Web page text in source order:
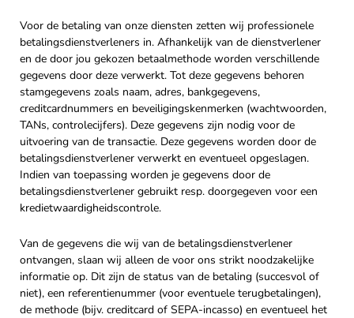
Voor de betaling van onze diensten zetten wij professionele
betalingsdienstverleners in. Afhankelijk van de dienstverlener
en de door jou gekozen betaalmethode worden verschillende
gegevens door deze verwerkt. Tot deze gegevens behoren
stamgegevens zoals naam, adres, bankgegevens,
creditcardnummers en beveiligingskenmerken (wachtwoorden,
TANs, controlecijfers). Deze gegevens zijn nodig voor de
uitvoering van de transactie. Deze gegevens worden door de
betalingsdienstverlener verwerkt en eventueel opgeslagen.
Indien van toepassing worden je gegevens door de
betalingsdienstverlener gebruikt resp. doorgegeven voor een
kredietwaardigheidscontrole.
Van de gegevens die wij van de betalingsdienstverlener
ontvangen, slaan wij alleen de voor ons strikt noodzakelijke
informatie op. Dit zijn de status van de betaling (succesvol of
niet), een referentienummer (voor eventuele terugbetalingen),
de methode (bijv. creditcard of SEPA-incasso) en eventueel het